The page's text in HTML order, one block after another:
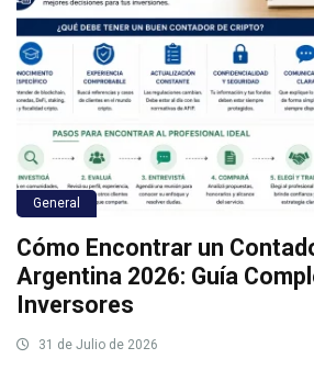
General
Cómo Encontrar un
Argentina 2026: Guía
Inversores
31 de Julio de 2026